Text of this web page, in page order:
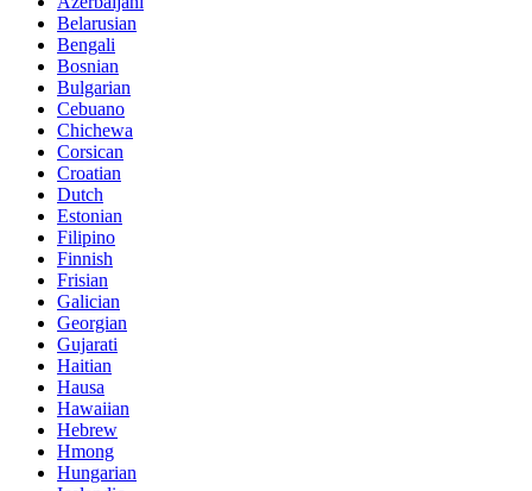
Belarusian
Bengali
Bosnian
Bulgarian
Cebuano
Chichewa
Corsican
Croatian
Dutch
Estonian
Filipino
Finnish
Frisian
Galician
Georgian
Gujarati
Haitian
Hausa
Hawaiian
Hebrew
Hmong
Hungarian